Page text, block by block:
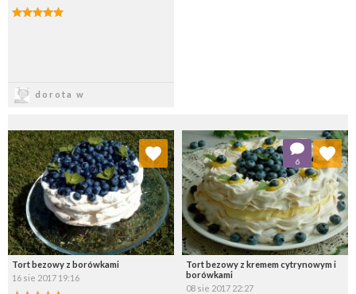
dorota w
Tort bezowy z borówkami
16 sie 2017 19:16
Dodaj do ulubionych
Wybierz listę:
Tort bezowy z kremem cytrynowym i
borówkami
08 sie 2017 22:27
6
Dodaj do ulubionych
Wybierz listę: